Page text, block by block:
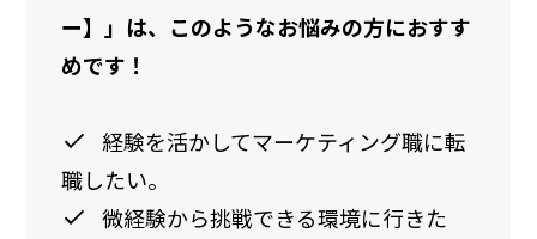
ー】」は、このようなお悩みの方におすす
めです！
経験を活かしてマーケティング職に転
職したい。
微経験から挑戦できる環境に行きた